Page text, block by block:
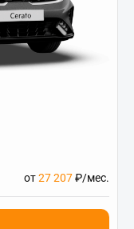
от27 207₽/мес.